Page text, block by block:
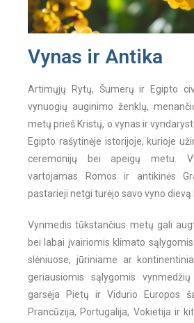
Vynas ir Antika
Artimųjų Rytų, Šumerų ir Egipto
vynuogių auginimo ženklų,
metų prieš Kristų, o vynas ir
Egipto rašytinėje istorijoje, kurioje
ceremonijų bei apeigų metu.
vartojamas Romos ir antikinės
pastarieji netgi turėjo savo vyno dievą
Vynmedis tūkstančius metų gali
bei labai įvairiomis klimato
slėniuose, jūriniame ar
geriausiomis sąlygomis
garsėja Pietų ir Vidurio Europos
Prancūzija, Portugalija, Vokietija ir